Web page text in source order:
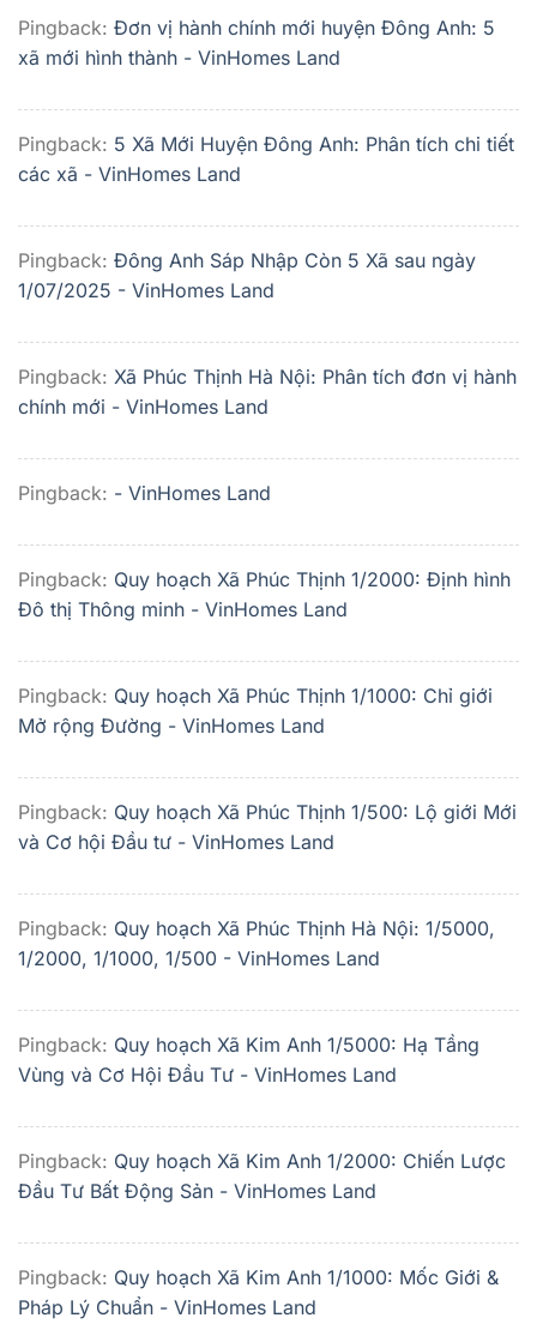
Pingback: Đơn vị hành chính mới huyện Đông Anh: 5
xã mới hình thành - VinHomes Land
Pingback: 5 Xã Mới Huyện Đông Anh: Phân tích chi tiết
các xã - VinHomes Land
Pingback: Đông Anh Sáp Nhập Còn 5 Xã sau ngày
1/07/2025 - VinHomes Land
Pingback: Xã Phúc Thịnh Hà Nội: Phân tích đơn vị hành
chính mới - VinHomes Land
Pingback: - VinHomes Land
Pingback: Quy hoạch Xã Phúc Thịnh 1/2000: Định hình
Đô thị Thông minh - VinHomes Land
Pingback: Quy hoạch Xã Phúc Thịnh 1/1000: Chỉ giới
Mở rộng Đường - VinHomes Land
Pingback: Quy hoạch Xã Phúc Thịnh 1/500: Lộ giới Mới
và Cơ hội Đầu tư - VinHomes Land
Pingback: Quy hoạch Xã Phúc Thịnh Hà Nội: 1/5000,
1/2000, 1/1000, 1/500 - VinHomes Land
Pingback: Quy hoạch Xã Kim Anh 1/5000: Hạ Tầng
Vùng và Cơ Hội Đầu Tư - VinHomes Land
Pingback: Quy hoạch Xã Kim Anh 1/2000: Chiến Lược
Đầu Tư Bất Động Sản - VinHomes Land
Pingback: Quy hoạch Xã Kim Anh 1/1000: Mốc Giới &
Pháp Lý Chuẩn - VinHomes Land